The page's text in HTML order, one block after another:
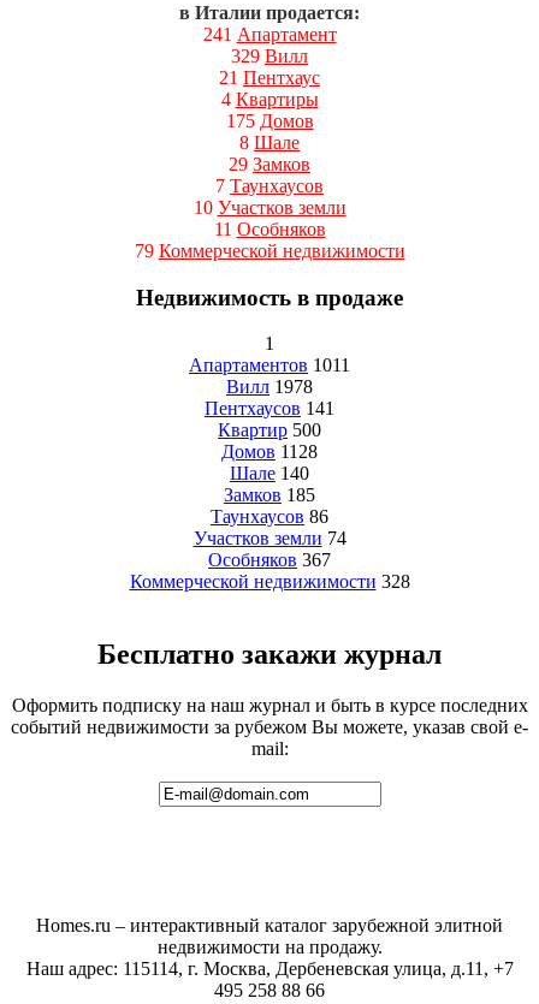
в Италии продается:
241 Апартамент
329 Вилл
21 Пентхаус
4 Квартиры
175 Домов
8 Шале
29 Замков
7 Таунхаусов
10 Участков земли
11 Особняков
79 Коммерческой недвижимости
Недвижимость в продаже
1
Апартаментов 1011
Вилл 1978
Пентхаусов 141
Квартир 500
Домов 1128
Шале 140
Замков 185
Таунхаусов 86
Участков земли 74
Особняков 367
Коммерческой недвижимости 328
Бесплатно закажи журнал
Оформить подписку на наш журнал и быть в курсе последних
событий недвижимости за рубежом Вы можете, указав свой e-
mail:
Homes.ru – интерактивный каталог зарубежной элитной
недвижимости на продажу.
Наш адрес: 115114, г. Москва, Дербеневская улица, д.11, +7
495 258 88 66